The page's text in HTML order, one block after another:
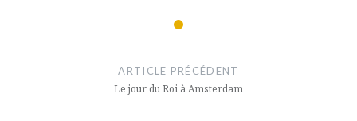
ARTICLE PRÉCÉDENT
Le jour du Roi à Amsterdam